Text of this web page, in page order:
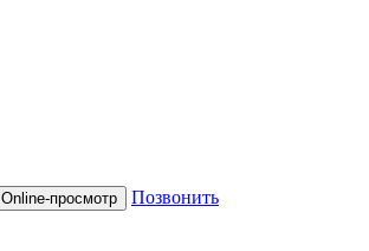
Online-просмотр Позвонить